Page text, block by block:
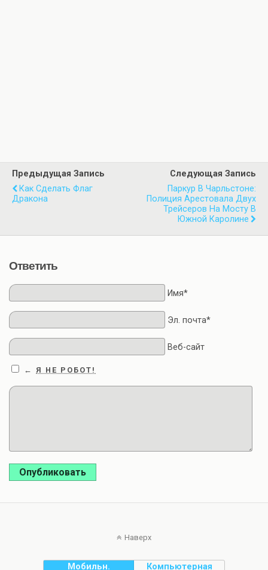
Предыдущая Запись
Как Сделать Флаг
Дракона
Следующая Запись
Паркур В Чарльстоне:
Полиция Арестовала Двух
Трейсеров На Мосту В
Южной Каролине
Ответить
Имя*
Эл. почта*
Веб-сайт
← Я НЕ РОБОТ!
Опубликовать
Наверх
Мобильн. Компьютерная